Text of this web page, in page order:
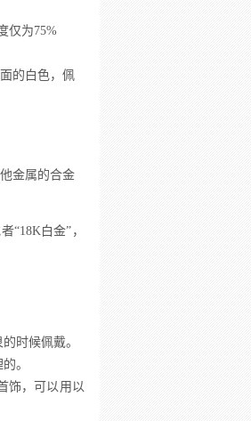
仅为75%
的白色，佩
金属的合金
“18K白金”，
时候佩戴。
。
饰，可以用以